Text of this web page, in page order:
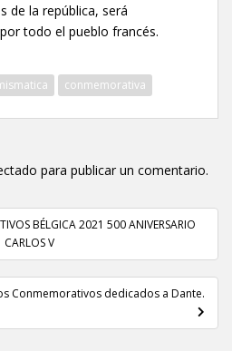
de la república, será
todo el pueblo francés.
conmemorativa
para publicar un comentario.
BÉLGICA 2021 500 ANIVERSARIO
CARLOS V
Conmemorativos dedicados a Dante.